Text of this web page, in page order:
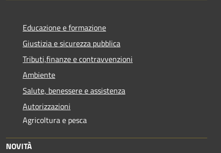
Educazione e formazione
Giustizia e sicurezza pubblica
Tributi,finanze e contravvenzioni
Ambiente
Salute, benessere e assistenza
Autorizzazioni
Agricoltura e pesca
NOVITÀ